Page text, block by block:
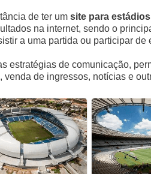
de ter um site para
na internet, sendo o
a uma partida ou participar de
estratégias de comunicação,
de ingressos, notícias e